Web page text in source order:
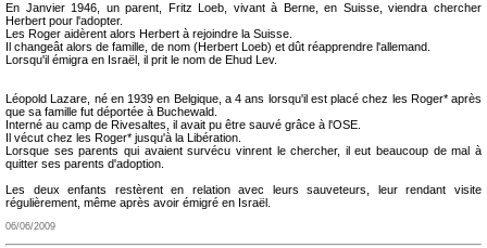
En Janvier 1946, un parent, Fritz Loeb, vivant à Berne, en Suisse, viendra chercher
Herbert pour l'adopter.
Les Roger aidèrent alors Herbert à rejoindre la Suisse.
Il changeât alors de famille, de nom (Herbert Loeb) et dût réapprendre l'allemand.
Lorsqu'il émigra en Israël, il prit le nom de Ehud Lev.
Léopold Lazare, né en 1939 en Belgique, a 4 ans lorsqu'il est placé chez les Roger* après
que sa famille fut déportée à Buchewald.
Interné au camp de Rivesaltes, il avait pu être sauvé grâce à l'OSE.
Il vécut chez les Roger* jusqu'à la Libération.
Lorsque ses parents qui avaient survécu vinrent le chercher, il eut beaucoup de mal à
quitter ses parents d'adoption.
Les deux enfants restèrent en relation avec leurs sauveteurs, leur rendant visite
régulièrement, même après avoir émigré en Israël.
06/06/2009